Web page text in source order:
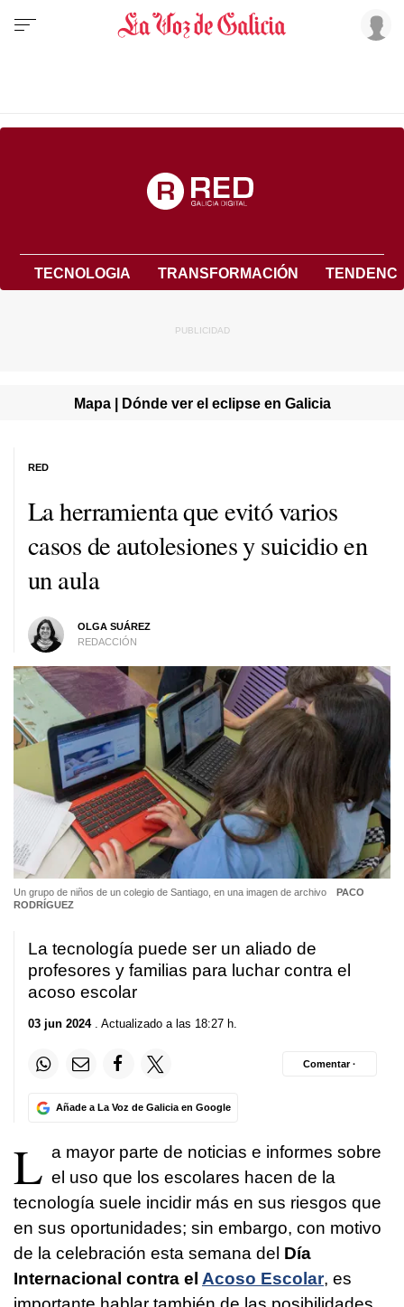
TECNOLOGIA TRANSFORMACIÓN
Mapa | Dónde ver el eclipse en Galicia
La herramienta que evitó varios
casos de autolesiones y suicidio en
un aula
OLGA SUÁREZ
REDACCIÓN
RED
Un grupo de niños de un colegio de Santiago, en una imagen de archivo
PACO
RODRÍGUEZ
La tecnología puede ser un aliado de
profesores y familias para luchar contra el
acoso escolar
03 jun 2024. Actualizado a las 18:27 h.
Añade a La Voz de Galicia en Google
Comentar ·
L a mayor parte de noticias e informes sobre
el uso que los escolares hacen de la
tecnología suele incidir más en sus riesgos que
en sus oportunidades; sin embargo, con motivo
de la celebración esta semana del Día
Internacional contra el Acoso Escolar, es